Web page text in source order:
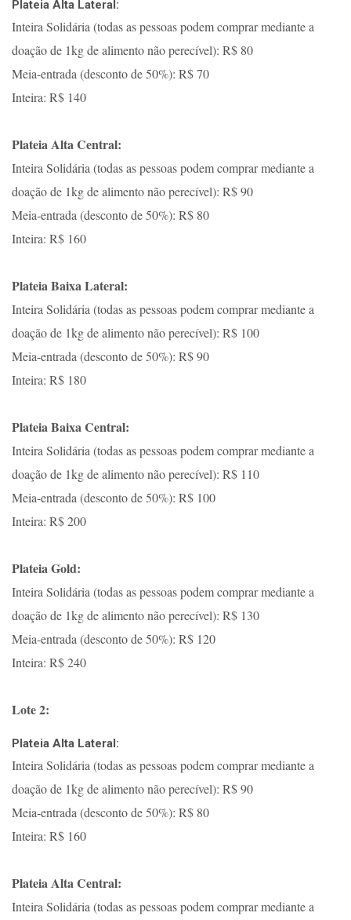
Plateia Alta Lateral:
Inteira Solidária (todas as pessoas podem comprar mediante a
doação de 1kg de alimento não perecível): R$ 80
Meia-entrada (desconto de 50%): R$ 70
Inteira: R$ 140
Plateia Alta Central:
Inteira Solidária (todas as pessoas podem comprar mediante a
doação de 1kg de alimento não perecível): R$ 90
Meia-entrada (desconto de 50%): R$ 80
Inteira: R$ 160
Plateia Baixa Lateral:
Inteira Solidária (todas as pessoas podem comprar mediante a
doação de 1kg de alimento não perecível): R$ 100
Meia-entrada (desconto de 50%): R$ 90
Inteira: R$ 180
Plateia Baixa Central:
Inteira Solidária (todas as pessoas podem comprar mediante a
doação de 1kg de alimento não perecível): R$ 110
Meia-entrada (desconto de 50%): R$ 100
Inteira: R$ 200
Plateia Gold:
Inteira Solidária (todas as pessoas podem comprar mediante a
doação de 1kg de alimento não perecível): R$ 130
Meia-entrada (desconto de 50%): R$ 120
Inteira: R$ 240
Lote 2:
Plateia Alta Lateral:
Inteira Solidária (todas as pessoas podem comprar mediante a
doação de 1kg de alimento não perecível): R$ 90
Meia-entrada (desconto de 50%): R$ 80
Inteira: R$ 160
Plateia Alta Central:
Inteira Solidária (todas as pessoas podem comprar mediante a